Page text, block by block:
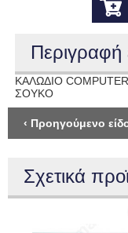
Περιγραφή
ΚΑΛΩΔΙΟ
ΣΟΥΚΟ
‹ Προηγούμενο
Σχετικά